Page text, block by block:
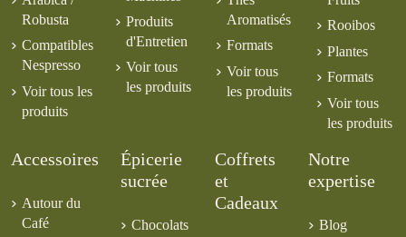
Robusta
Compatibles
Nespresso
Voir tous les
produits
Produits
d'Entretien
Voir tous
les produits
Aromatisés
Formats
Voir tous
les produits
Rooibos
Plantes
Formats
Voir tous
les produits
Accessoires
Autour du
Café
Épicerie
sucrée
Chocolats
Coffrets
et
Cadeaux
Notre
expertise
Blog